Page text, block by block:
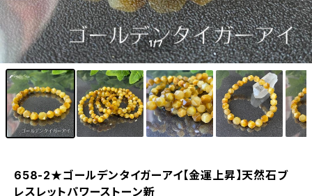
1/7
658-2★ゴールデンタイガーアイ【金運上昇】天然石ブ
レスレットパワーストーン新